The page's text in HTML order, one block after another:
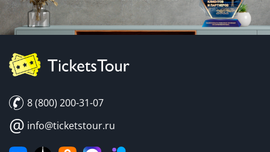
8 (800) 200-31-07
@ info@ticketstour.ru